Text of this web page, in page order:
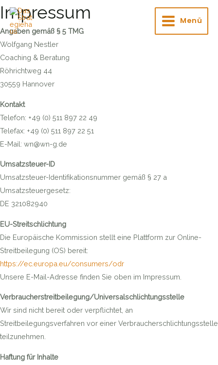
Zum
Inhalt
springen
Main
Menu
Menü
Impressum
Angaben gemäß § 5 TMG
Wolfgang Nestler
Coaching & Beratung
Röhrichtweg 44
30559 Hannover
Kontakt
Telefon: +49 (0) 511 897 22 49
Telefax: +49 (0) 511 897 22 51
E-Mail: wn@wn-g.de
Umsatzsteuer-ID
Umsatzsteuer-Identifikationsnummer gemäß § 27 a
Umsatzsteuergesetz:
DE 321082940
EU-Streitschlichtung
Die Europäische Kommission stellt eine Plattform zur Online-
Streitbeilegung (OS) bereit:
https://ec.europa.eu/consumers/odr
Unsere E-Mail-Adresse finden Sie oben im Impressum.
Verbraucherstreitbeilegung/Universalschlichtungsstelle
Wir sind nicht bereit oder verpflichtet, an
Streitbeilegungsverfahren vor einer Verbraucherschlichtungsstelle
teilzunehmen.
Haftung für Inhalte